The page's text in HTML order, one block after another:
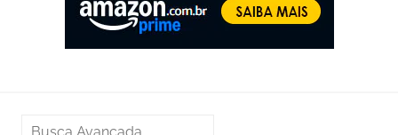
PESQUISAR